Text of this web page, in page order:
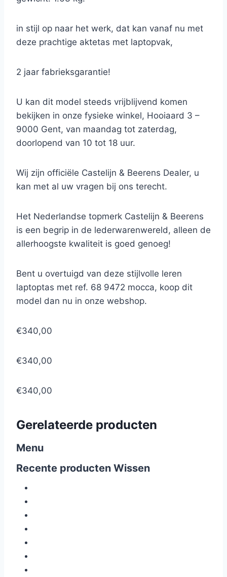
in stijl op naar het werk, dat kan vanaf nu met
deze prachtige aktetas met laptopvak,
2 jaar fabrieksgarantie!
U kan dit model steeds vrijblijvend komen
bekijken in onze fysieke winkel, Hooiaard 3 –
9000 Gent, van maandag tot zaterdag,
doorlopend van 10 tot 18 uur.
Wij zijn officiële Castelijn & Beerens Dealer, u
kan met al uw vragen bij ons terecht.
Het Nederlandse topmerk Castelijn & Beerens
is een begrip in de lederwarenwereld, alleen de
allerhoogste kwaliteit is goed genoeg!
Bent u overtuigd van deze stijlvolle leren
laptoptas met ref. 68 9472 mocca, koop dit
model dan nu in onze webshop.
€340,00
€340,00
€340,00
Gerelateerde producten
Menu
Recente producten Wissen